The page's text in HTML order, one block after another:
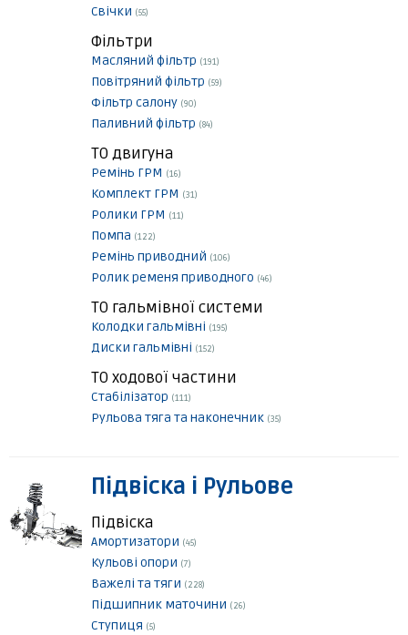
Свічки (55)
Фільтри
Масляний фільтр (191)
Повітряний фільтр (59)
Фільтр салону (90)
Паливний фільтр (84)
ТО двигуна
Ремінь ГРМ (16)
Комплект ГРМ (31)
Ролики ГРМ (11)
Помпа (122)
Ремінь приводний (106)
Ролик ременя приводного (46)
ТО гальмівної системи
Колодки гальмівні (195)
Диски гальмівні (152)
ТО ходової частини
Стабілізатор (111)
Рульова тяга та наконечник (35)
Підвіска і Рульове
Підвіска
Амортизатори (45)
Кульові опори (7)
Важелі та тяги (228)
Підшипник маточини (26)
Ступиця (5)